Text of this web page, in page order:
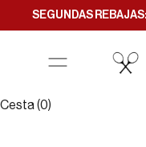
Ir al contenido
SEGUNDAS
Cesta (0)